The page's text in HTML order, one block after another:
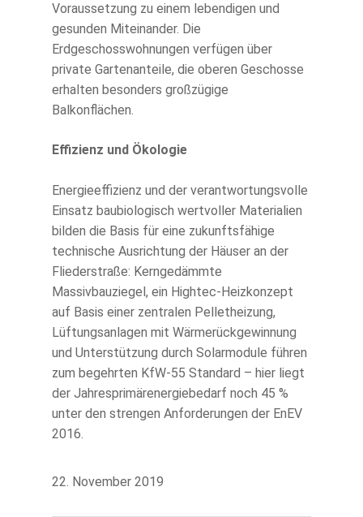
Voraussetzung zu einem lebendigen und
gesunden Miteinander. Die
Erdgeschosswohnungen verfügen über
private Gartenanteile, die oberen Geschosse
erhalten besonders großzügige
Balkonflächen.
Effizienz und Ökologie
Energieeffizienz und der verantwortungsvolle
Einsatz baubiologisch wertvoller Materialien
bilden die Basis für eine zukunftsfähige
technische Ausrichtung der Häuser an der
Fliederstraße: Kerngedämmte
Massivbauziegel, ein Hightec-Heizkonzept
auf Basis einer zentralen Pelletheizung,
Lüftungsanlagen mit Wärmerückgewinnung
und Unterstützung durch Solarmodule führen
zum begehrten KfW-55 Standard – hier liegt
der Jahresprimärenergiebedarf noch 45 %
unter den strengen Anforderungen der EnEV
2016.
22. November 2019